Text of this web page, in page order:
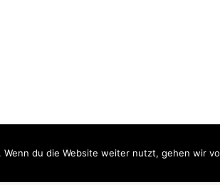
Wenn du die Website weiter nutzt, gehen wir